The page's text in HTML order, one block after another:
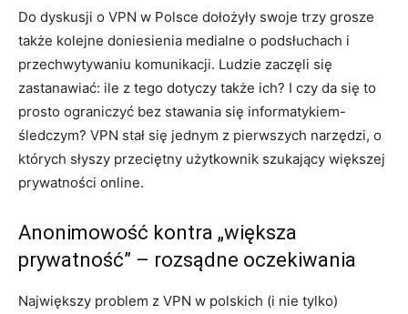
Do dyskusji o VPN w Polsce dołożyły swoje trzy grosze
także kolejne doniesienia medialne o podsłuchach i
przechwytywaniu komunikacji. Ludzie zaczęli się
zastanawiać: ile z tego dotyczy także ich? I czy da się to
prosto ograniczyć bez stawania się informatykiem-
śledczym? VPN stał się jednym z pierwszych narzędzi, o
których słyszy przeciętny użytkownik szukający większej
prywatności online.
Anonimowość kontra „większa
prywatność” – rozsądne oczekiwania
Największy problem z VPN w polskich (i nie tylko)